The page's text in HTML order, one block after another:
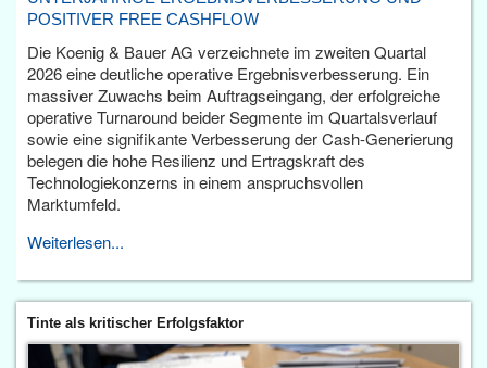
POSITIVER FREE CASHFLOW
Die Koenig & Bauer AG verzeichnete im zweiten Quartal
2026 eine deutliche operative Ergebnisverbesserung. Ein
massiver Zuwachs beim Auftragseingang, der erfolgreiche
operative Turnaround beider Segmente im Quartalsverlauf
sowie eine signifikante Verbesserung der Cash-Generierung
belegen die hohe Resilienz und Ertragskraft des
Technologiekonzerns in einem anspruchsvollen
Marktumfeld.
Weiterlesen...
Tinte als kritischer Erfolgsfaktor